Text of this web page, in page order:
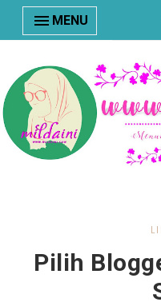
nav#menunav { border-
MENU
Pilih